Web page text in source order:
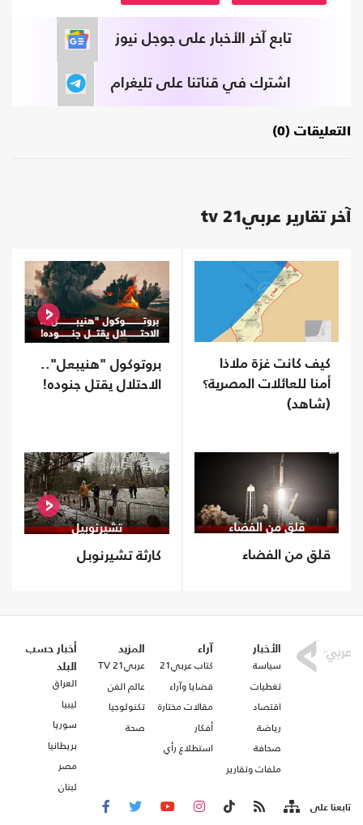
تابع آخر الأخبار على جوجل نيوز
اشترك في قناتنا على تليغرام
التعليقات (0)
آخر تقارير عربي21 tv
كيف كانت غزة ملاذا
أمنا للعائلات المصرية؟
(شاهد)
بروتوكول "هنيبعل"..
الاحتلال يقتل جنوده!
قلق من الفضاء كارثة تشيرنوبل
الأخبار
سياسة
تغطيات
اقتصاد
رياضة
صحافة
ملفات وتقارير
آراء
كتاب عربي21
قضايا وآراء
مقالات مختارة
أفكار
استطلاع رأي
المزيد
عربي21 TV
عالم الفن
تكنولوجيا
صحة
أخبار حسب
البلد
العراق
ليبيا
سوريا
بريطانيا
مصر
لبنان
تابعنا على